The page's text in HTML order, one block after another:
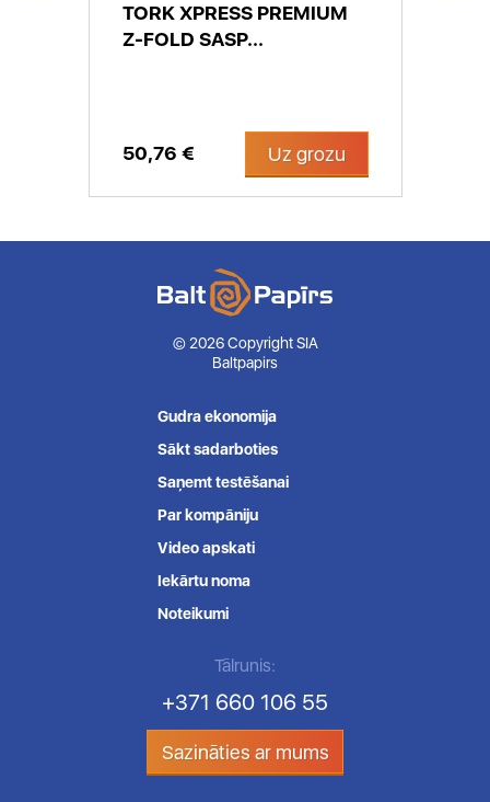
TORK XPRESS PREMIUM
Z-FOLD SASP...
50,76 € Uz grozu
© 2026 Copyright SIA
Baltpapirs
Gudra ekonomija
Sākt sadarboties
Saņemt testēšanai
Par kompāniju
Video apskati
Iekārtu noma
Noteikumi
Tālrunis:
+371 660 106 55
Sazināties ar mums